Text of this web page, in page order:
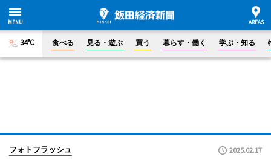
34°C 食べる 見る・遊ぶ 買う 暮らす・働く 学ぶ・知る
フォトフラッシュ 2025.02.17